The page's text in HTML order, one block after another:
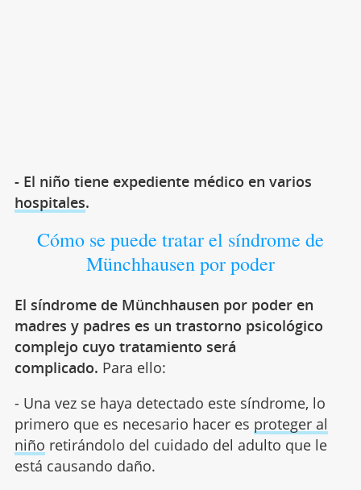
- El niño tiene expediente médico en varios
hospitales.
Cómo se puede tratar el síndrome de
Münchhausen por poder
El síndrome de Münchhausen por poder en
madres y padres es un trastorno psicológico
complejo cuyo tratamiento será
complicado. Para ello:
- Una vez se haya detectado este síndrome, lo
primero que es necesario hacer es proteger al
niño retirándolo del cuidado del adulto que le
está causando daño.